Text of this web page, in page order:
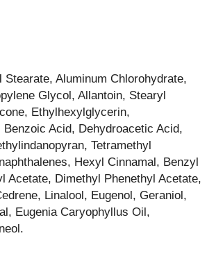
Stearate, Aluminum Chlorohydrate,
Glycol, Allantoin, Stearyl
Ethylhexylglycerin,
Benzoic Acid, Dehydroacetic Acid,
Tetramethyl
Hexyl Cinnamal, Benzyl
Acetate, Dimethyl Phenethyl Acetate,
Linalool, Eugenol, Geraniol,
Eugenia Caryophyllus Oil,